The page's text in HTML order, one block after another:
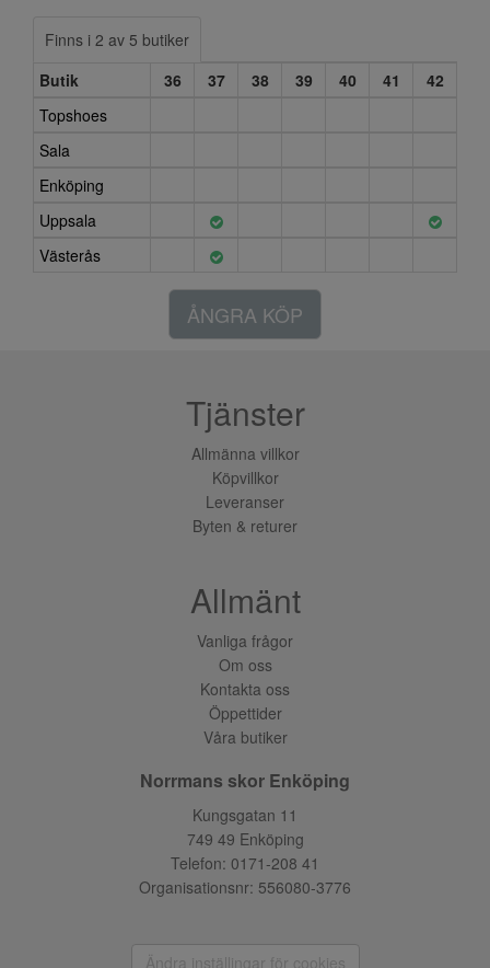
Finns i 2 av 5 butiker
Butik
36 37 38 39 40 41
42
Topshoes
Sala
Enköping
Uppsala
Västerås
ÅNGRA KÖP
Tjänster
Allmänna villkor
Köpvillkor
Leveranser
Byten & returer
Allmänt
Vanliga frågor
Om oss
Kontakta oss
Öppettider
Våra butiker
Norrmans skor Enköping
Kungsgatan 11
749 49 Enköping
Telefon: 0171-208 41
Organisationsnr: 556080-3776
Ändra inställingar för cookies